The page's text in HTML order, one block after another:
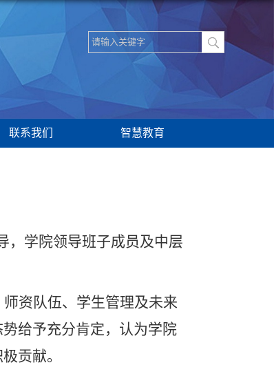
联系我们 智慧教育
，学院领导班子成员及中层
资队伍、学生管理及未来
给予充分肯定，认为学院
贡献。